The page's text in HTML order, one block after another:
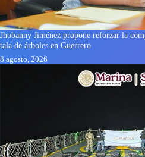
Jhobanny Jiménez propone reforzar la
tala de árboles en Guerrero
8 agosto, 2026